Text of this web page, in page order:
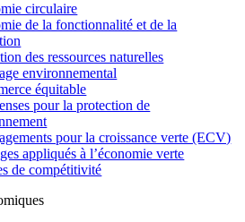
circulaire
de la fonctionnalité et de la
des ressources naturelles
environnemental
équitable
pour la protection de
pour la croissance verte (ECV)
appliqués à l’économie verte
de compétitivité